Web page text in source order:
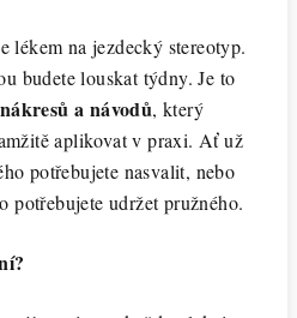
lékem na jezdecký stereotyp.
budete louskat týdny. Je to
a návodů, který
aplikovat v praxi. Ať už
potřebujete nasvalit, nebo
potřebujete udržet pružného.